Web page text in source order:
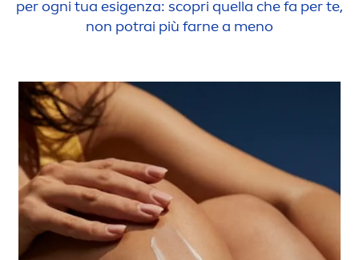
per ogni tua esigenza: scopri quella che fa per te,
non potrai più farne a meno